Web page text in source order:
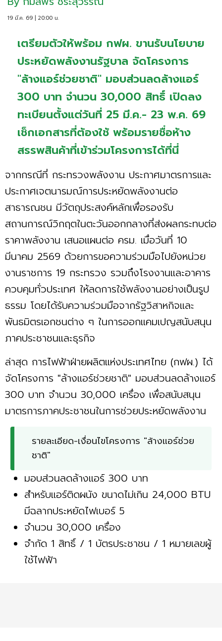
19 มี.ค. 69 | 20:00 น.
เตรียมตัวให้พร้อม กฟผ. ขานรับนโยบาย
ประหยัดพลังงานรัฐบาล จัดโครงการ
"ล้างแอร์ช่วยชาติ" มอบส่วนลดล้างแอร์
300 บาท จำนวน 30,000 สิทธิ์ เปิดลง
ทะเบียนตั้งแต่วันที่ 25 มี.ค.- 23 พ.ค. 69
เช็กเอกสารที่ต้องใช้ พร้อมรายชื่อห้าง
สรรพสินค้าที่เข้าร่วมโครงการได้ที่นี่
จากกรณีที่ กระทรวงพลังงาน ประกาศมาตรการและ
ประกาศเจตนารมณ์การประหยัดพลังงานต่อ
สาธารณชน มีวัตถุประสงค์หลักเพื่อรองรับ
สถานการณ์วิกฤตในตะวันออกกลางที่ส่งผลกระทบต่อ
ราคาพลังงาน เสนอแผนต่อ ครม. เมื่อวันที่ 10
มีนาคม 2569 ด้วยการขอความร่วมมือไปยังหน่วย
งานราชการ 19 กระทรวง รวมถึงโรงงานและอาคาร
ควบคุมทั่วประเทศ ให้ลดการใช้พลังงานอย่างเป็นรูป
ธรรม โดยได้รับความร่วมมือจากรัฐวิสาหกิจและ
พันธมิตรเอกชนต่าง ๆ ในการออกแคมเปญสนับสนุน
ภาคประชาชนและธุรกิจ
ล่าสุด การไฟฟ้าฝ่ายผลิตแห่งประเทศไทย (กฟผ.) ได้
จัดโครงการ "ล้างแอร์ช่วยชาติ" มอบส่วนลดล้างแอร์
300 บาท จำนวน 30,000 เครื่อง เพื่อสนับสนุน
มาตรการภาคประชาชนในการช่วยประหยัดพลังงาน
รายละเอียด-เงื่อนไขโครงการ "ล้างแอร์ช่วย
ชาติ"
มอบส่วนลดล้างแอร์ 300 บาท
สำหรับแอร์ติดผนัง ขนาดไม่เกิน 24,000 BTU
มีฉลากประหยัดไฟเบอร์ 5
จำนวน 30,000 เครื่อง
จำกัด 1 สิทธิ์ / 1 บัตรประชาชน / 1 หมายเลขผู้
ใช้ไฟฟ้า